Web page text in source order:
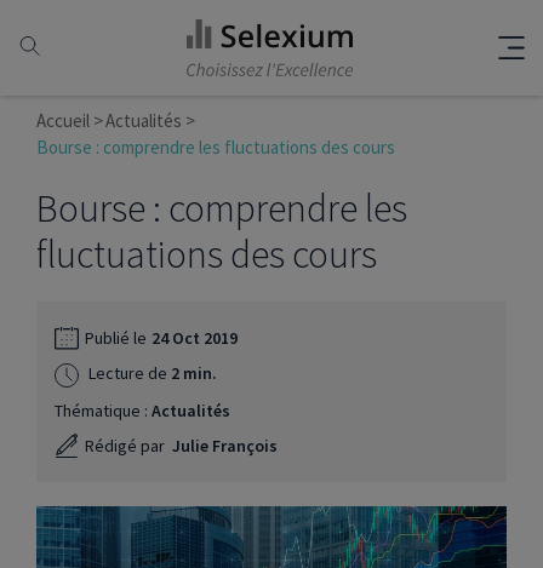
Accueil
Actualités
Bourse : comprendre les fluctuations des cours
Bourse : comprendre les
fluctuations des cours
Publié le 24 Oct 2019
Lecture de 2 min.
Thématique : Actualités
Rédigé par Julie François